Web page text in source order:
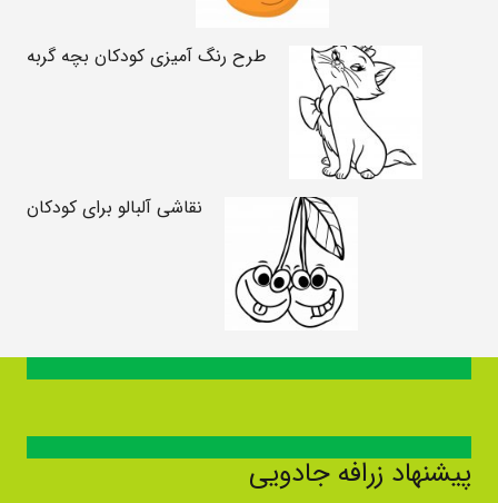
طرح رنگ آمیزی کودکان بچه گربه
نقاشی آلبالو برای کودکان
پیشنهاد زرافه جادویی